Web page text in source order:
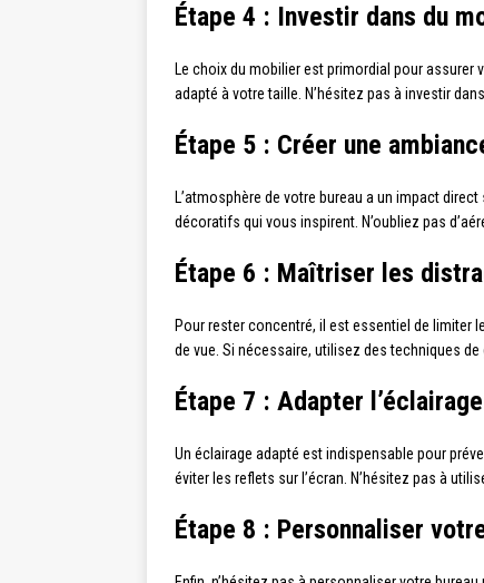
Étape 4 : Investir dans du
Le choix du mobilier est primordial pour
adapté à votre taille. N’hésitez pas à investir
Étape 5 : Créer une
L’atmosphère de votre bureau a un impact
décoratifs qui vous inspirent. N’oubliez pas
Étape 6 : Maîtriser les
Pour rester concentré, il est essentiel de
de vue. Si nécessaire, utilisez des techniques
Étape 7 : Adapter l’éclairage
Un éclairage adapté est indispensable pour
éviter les reflets sur l’écran. N’hésitez pas à
Étape 8 : Personnaliser